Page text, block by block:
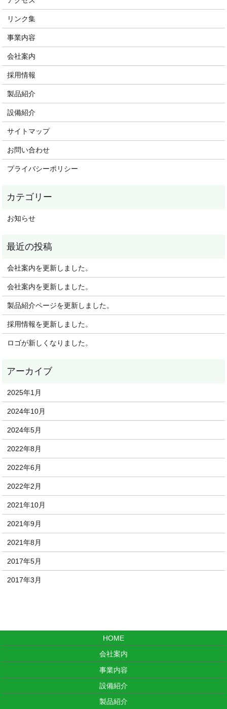
リンク集
事業内容
会社案内
採用情報
製品紹介
設備紹介
サイトマップ
お問い合わせ
プライバシーポリシー
お知らせ
会社案内を更新しました。
会社案内を更新しました。
製品紹介ページを更新しました。
採用情報を更新しました。
ロゴが新しくなりました。
2025年1月
2024年10月
2024年5月
2022年8月
2022年6月
2022年2月
2021年10月
2021年9月
2021年8月
2017年5月
2017年3月
HOME
会社案内
事業内容
設備紹介
製品紹介